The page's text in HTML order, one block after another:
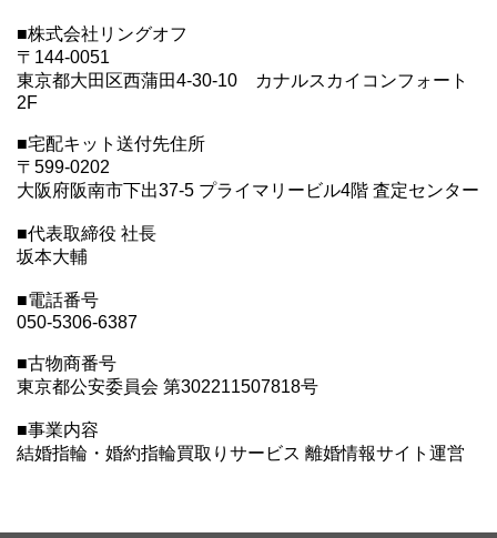
■株式会社リングオフ
〒144-0051
東京都大田区西蒲田4-30-10 カナルスカイコンフォート
2F
■宅配キット送付先住所
〒599-0202
大阪府阪南市下出37-5 プライマリービル4階 査定センター
■代表取締役 社長
坂本大輔
■電話番号
050-5306-6387
■古物商番号
東京都公安委員会 第302211507818号
■事業内容
結婚指輪・婚約指輪買取りサービス 離婚情報サイト運営